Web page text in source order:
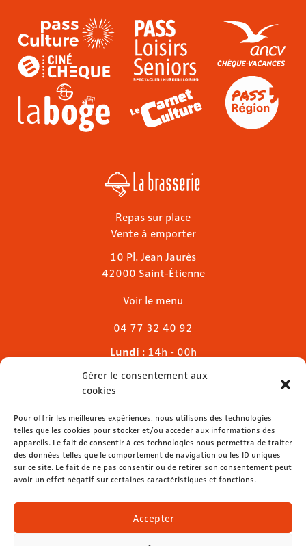
Gérer le consentement aux
cookies
Pour offrir les meilleures expériences, nous utilisons des technologies
telles que les cookies pour stocker et/ou accéder aux informations des
appareils. Le fait de consentir à ces technologies nous permettra de traiter
des données telles que le comportement de navigation ou les ID uniques
sur ce site. Le fait de ne pas consentir ou de retirer son consentement peut
avoir un effet négatif sur certaines caractéristiques et fonctions.
Accepter
La brasserie
Repas sur place
Vente à emporter
10 Pl. Jean Jaurès
42000 Saint-Étienne
Voir le menu
04 77 32 40 92
Lundi : 14h - 00h
Mardi & mercredi
Jeudi
Dimanche: 11h - 00h
04 77 32 32 01